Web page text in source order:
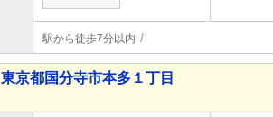
駅から徒歩7分以内
東京都国分寺市本多１丁目